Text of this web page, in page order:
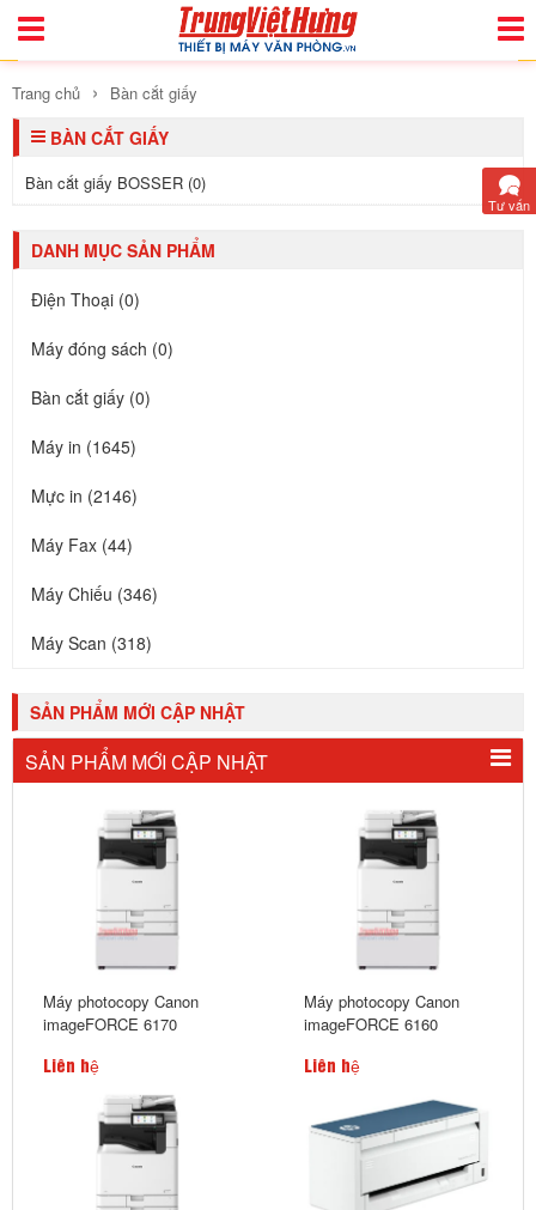
Toggle
Trang chủ › Bàn cắt giấy
BÀN CẮT GIẤY
Bàn cắt giấy BOSSER (0)
DANH MỤC SẢN PHẨM
Điện Thoại (0)
Máy đóng sách (0)
Bàn cắt giấy (0)
Máy in (1645)
Mực in (2146)
Máy Fax (44)
Máy Chiếu (346)
Máy Scan (318)
SẢN PHẨM MỚI CẬP NHẬT
SẢN PHẨM MỚI CẬP NHẬT
Máy photocopy Canon
imageFORCE 6170
Liên hệ
Máy photocopy Canon
imageFORCE 6160
Liên hệ
Tư vấn